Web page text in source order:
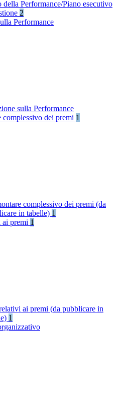
della Performance/Piano esecutivo
2
Performance
sulla Performance
complessivo dei premi 1
complessivo dei premi (da
in tabelle) 1
premi 1
ai premi (da pubblicare in
1